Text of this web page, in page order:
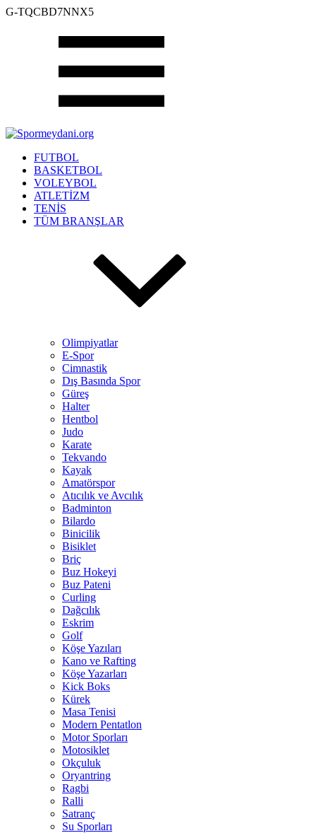
G-TQCBD7NNX5
FUTBOL
BASKETBOL
VOLEYBOL
ATLETİZM
TENİS
TÜM BRANŞLAR
Olimpiyatlar
E-Spor
Cimnastik
Dış Basında Spor
Güreş
Halter
Hentbol
Judo
Karate
Tekvando
Kayak
Amatörspor
Atıcılık ve Avcılık
Badminton
Bilardo
Binicilik
Bisiklet
Briç
Buz Hokeyi
Buz Pateni
Curling
Dağcılık
Eskrim
Golf
Köşe Yazıları
Kano ve Rafting
Köşe Yazarları
Kick Boks
Kürek
Masa Tenisi
Modern Pentatlon
Motor Sporları
Motosiklet
Okçuluk
Oryantring
Ragbi
Ralli
Satranç
Su Sporları